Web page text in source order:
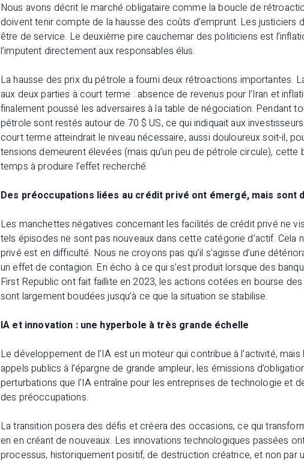
Nous avons décrit le marché obligataire comme la boucle de
doivent tenir compte de la hausse des coûts d’emprunt. Les justiciers
être de service. Le deuxième pire cauchemar des politiciens est
l’imputent directement aux responsables élus.
La hausse des prix du pétrole a fourni deux rétroactions importantes.
aux deux parties à court terme : absence de revenus pour l’Iran et
finalement poussé les adversaires à la table de négociation. Pendant
pétrole sont restés autour de 70 $ US, ce qui indiquait aux
court terme atteindrait le niveau nécessaire, aussi douloureux soit-il,
tensions demeurent élevées (mais qu’un peu de pétrole circule),
temps à produire l’effet recherché.
Des préoccupations liées au crédit privé ont émergé, mais sont
Les manchettes négatives concernant les facilités de crédit privé ne
tels épisodes ne sont pas nouveaux dans cette catégorie d’actif. Cela
privé est en difficulté. Nous ne croyons pas qu’il s’agisse d’une
un effet de contagion. En écho à ce qui s’est produit lorsque des
First Republic ont fait faillite en 2023, les actions cotées en bourse
sont largement boudées jusqu’à ce que la situation se stabilise.
IA et innovation : une hyperbole à très grande échelle
Le développement de l’IA est un moteur qui contribue à l’activité,
appels publics à l’épargne de grande ampleur, les émissions
perturbations que l’IA entraîne pour les entreprises de technologie et
des préoccupations.
La transition posera des défis et créera des occasions, ce qui
en en créant de nouveaux. Les innovations technologiques passées
processus, historiquement positif, de destruction créatrice, et non par